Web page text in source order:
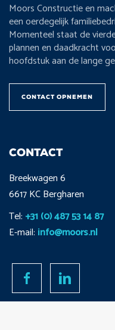
Moors Constructie en
een oerdegelijk
Momenteel staat de
plannen en daadkracht
hoofdstuk aan de lange
CONTACT OPNEMEN
CONTACT
Breekwagen 6
6617 KC Bergharen
Tel: +31 (0) 487 53 14 87
E-mail: info@moors.nl